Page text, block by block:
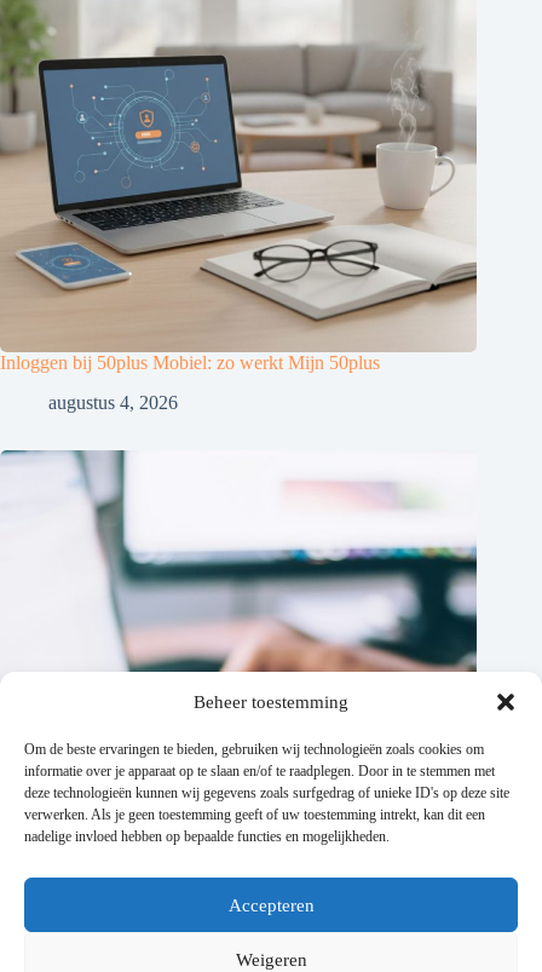
Beheer toestemming
Om de beste ervaringen te bieden, gebruiken wij technologieën zoals cookies om
informatie over je apparaat op te slaan en/of te raadplegen. Door in te stemmen met
deze technologieën kunnen wij gegevens zoals surfgedrag of unieke ID's op deze site
verwerken. Als je geen toestemming geeft of uw toestemming intrekt, kan dit een
nadelige invloed hebben op bepaalde functies en mogelijkheden.
Accepteren
Weigeren
Inloggen bij 50plus Mobiel: zo werkt Mijn 50plus
augustus 4, 2026
Betaal je niet te veel voor internet? Zo maak je de juiste